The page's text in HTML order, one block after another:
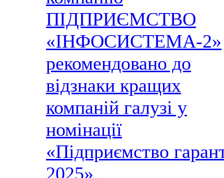
ПІДПРИЄМСТВО
«ІНФОСИСТЕМА-2»
рекомендовано до
відзнаки кращих
компаній галузі у
номінації
«Підприємство
2025».